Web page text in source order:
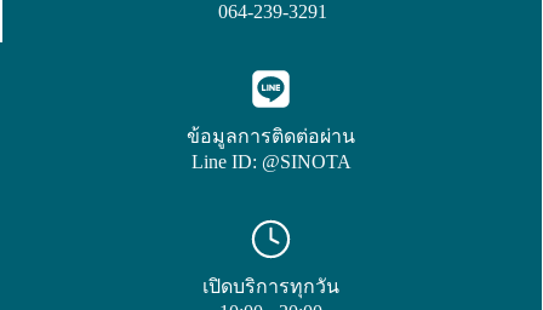
064-239-3291
ข้อมูลการติดต่อผ่าน
Line ID: @SINOTA
เปิดบริการทุกวัน